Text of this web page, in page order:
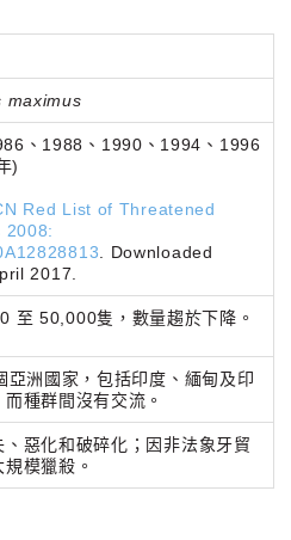
maximus
、1988、1990、1994、1996
)
Red List of Threatened
2008:
. Downloaded
2017.
至 50,000隻，數量趨於下降。
亞洲國家，包括印度、緬甸及印
而種群間沒有交流。
、惡化和破碎化；因非法象牙貿
模獵殺。